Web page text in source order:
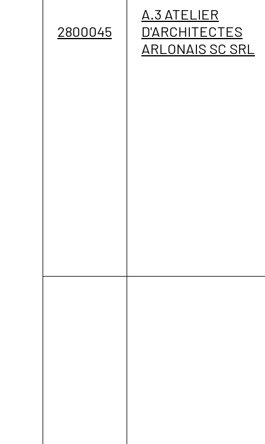
2800045
A.3 ATELIER
D'ARCHITECTES
ARLONAIS SC SRL